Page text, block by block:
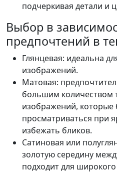
подчеркивая детали и
Выбор в
предпочтений в
Глянцевая: идеальна
изображений.
Матовая:
большим количеством
изображений, которые
просматриваться при
избежать бликов.
Сатиновая или
золотую середину
подходит для